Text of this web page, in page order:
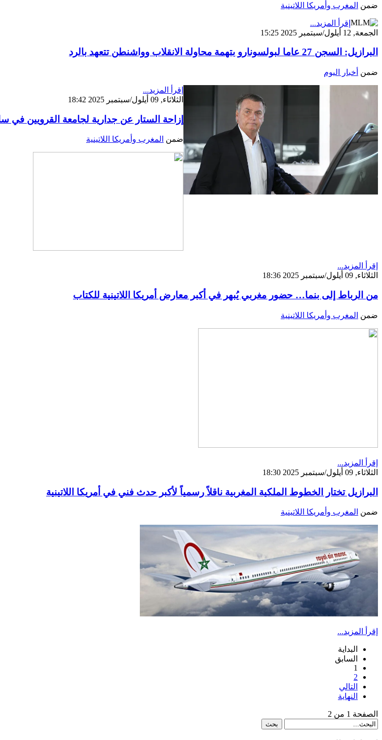
ضمن المغرب وأمريكا اللاتينية
إقرأ المزيد...
الجمعة, 12 أيلول/سبتمبر 2025 15:25
البرازيل: السجن 27 عاما لبولسونارو بتهمة محاولة الانقلاب وواشنطن تتعهد بالرد
ضمن أخبار اليوم
إقرأ المزيد...
الثلاثاء, 09 أيلول/سبتمبر 2025 18:42
إزاحة الستار عن جدارية لجامعة القرويين في
ضمن المغرب وأمريكا اللاتينية
إقرأ المزيد...
الثلاثاء, 09 أيلول/سبتمبر 2025 18:36
من الرباط إلى بنما… حضور مغربي يُبهر في أكبر معارض أمريكا اللاتينية للكتاب
ضمن المغرب وأمريكا اللاتينية
إقرأ المزيد...
الثلاثاء, 09 أيلول/سبتمبر 2025 18:30
البرازيل تختار الخطوط الملكية المغربية ناقلاً رسمياً لأكبر حدث فني في أمريكا اللاتينية
ضمن المغرب وأمريكا اللاتينية
إقرأ المزيد...
البداية
السابق
1
2
التالي
النهاية
الصفحة 1 من 2